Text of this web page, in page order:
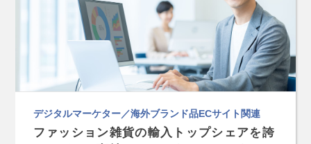
デジタルマーケター／海外ブランド品ECサイト関連
ファッション雑貨の輸入トップシェアを誇